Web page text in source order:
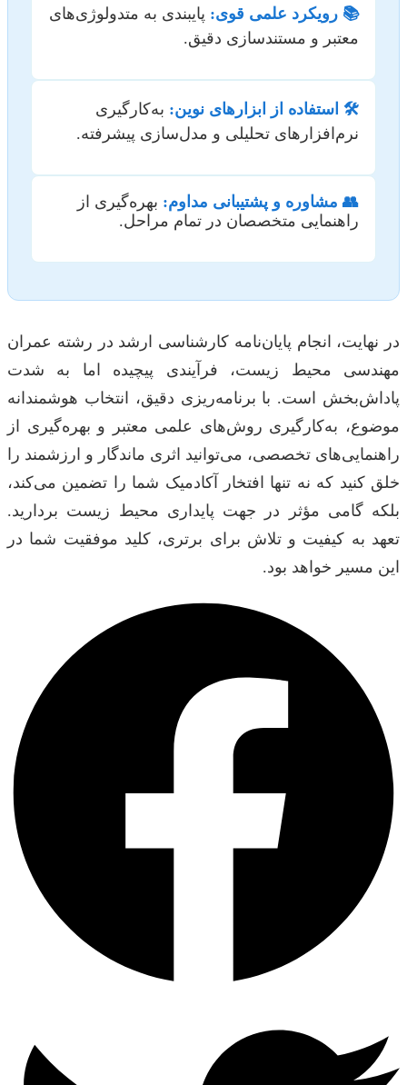
📚 رویکرد علمی قوی: پایبندی به متدولوژی‌های
معتبر و مستندسازی دقیق.
🛠️ استفاده از ابزارهای نوین: به‌کارگیری
نرم‌افزارهای تحلیلی و مدل‌سازی پیشرفته.
👥 مشاوره و پشتیبانی مداوم: بهره‌گیری از
راهنمایی متخصصان در تمام مراحل.
در نهایت، انجام پایان‌نامه کارشناسی ارشد در رشته عمران
مهندسی محیط زیست، فرآیندی پیچیده اما به شدت
پاداش‌بخش است. با برنامه‌ریزی دقیق، انتخاب هوشمندانه
موضوع، به‌کارگیری روش‌های علمی معتبر و بهره‌گیری از
راهنمایی‌های تخصصی، می‌توانید اثری ماندگار و ارزشمند را
خلق کنید که نه تنها افتخار آکادمیک شما را تضمین می‌کند،
بلکه گامی مؤثر در جهت پایداری محیط زیست بردارید.
تعهد به کیفیت و تلاش برای برتری، کلید موفقیت شما در
این مسیر خواهد بود.